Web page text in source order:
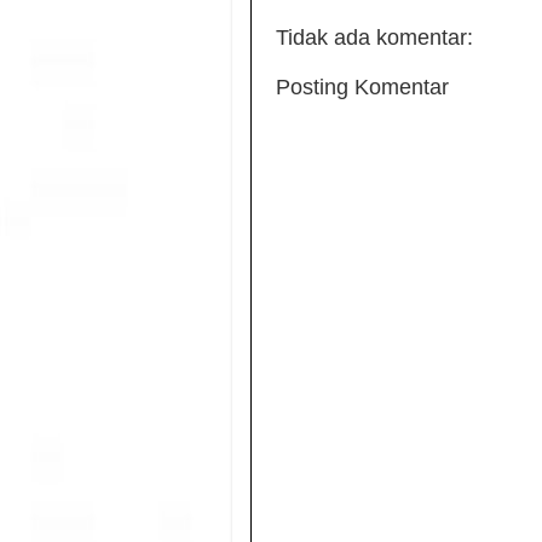
Tidak ada komentar:
Posting Komentar